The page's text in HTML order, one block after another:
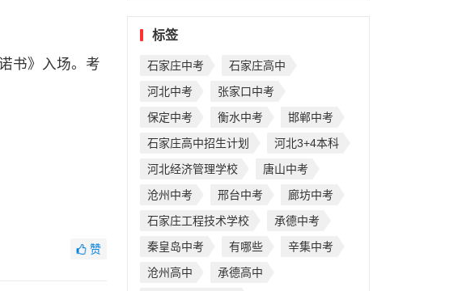
书》入场。考
赞
标签
石家庄中考
石家庄高中
河北中考
张家口中考
保定中考
衡水中考
邯郸中考
石家庄高中招生计划
河北3+4本科
河北经济管理学校
唐山中考
沧州中考
邢台中考
廊坊中考
石家庄工程技术学校
承德中考
秦皇岛中考
有哪些
辛集中考
沧州高中
承德高中